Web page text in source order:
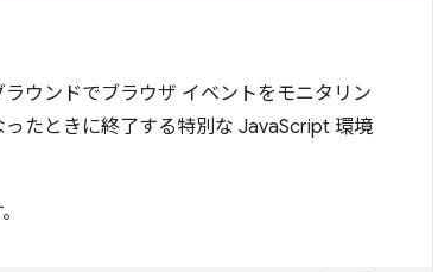
ウンドでブラウザ イベントをモニタリン
たときに終了する特別な JavaScript 環境